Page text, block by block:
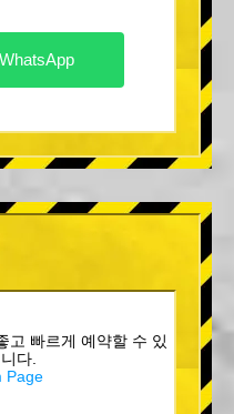
고 빠르게 예약할 수 있
다.
Page